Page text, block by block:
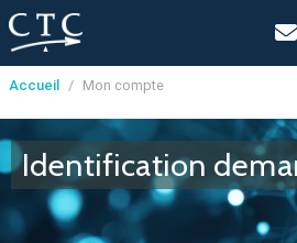
Panneau de gestion des cookies
Accueil / Mon compte
Identification